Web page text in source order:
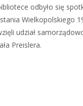
odbyło się
Wielkopolskiego
udział
Preislera.